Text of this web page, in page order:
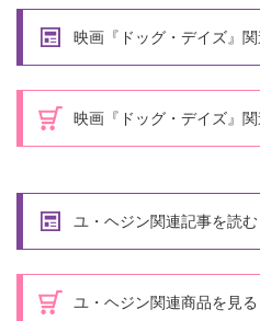
映画『ドッグ・デイズ』
映画『ドッグ・デイズ』
ユ・ヘジン関連記事を読む
ユ・ヘジン関連商品を見る